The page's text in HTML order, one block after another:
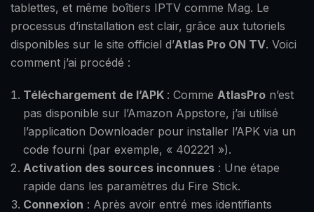
tablettes, et même boîtiers IPTV comme Mag. Le
processus d’installation est clair, grâce aux tutoriels
disponibles sur le site officiel d’Atlas Pro ON TV. Voici
comment j’ai procédé :
Téléchargement de l’APK : Comme AtlasPro n’est
pas disponible sur l’Amazon Appstore, j’ai utilisé
l’application Downloader pour installer l’APK via un
code fourni (par exemple, « 402221 »).
Activation des sources inconnues : Une étape
rapide dans les paramètres du Fire Stick.
Connexion : Après avoir entré mes identifiants